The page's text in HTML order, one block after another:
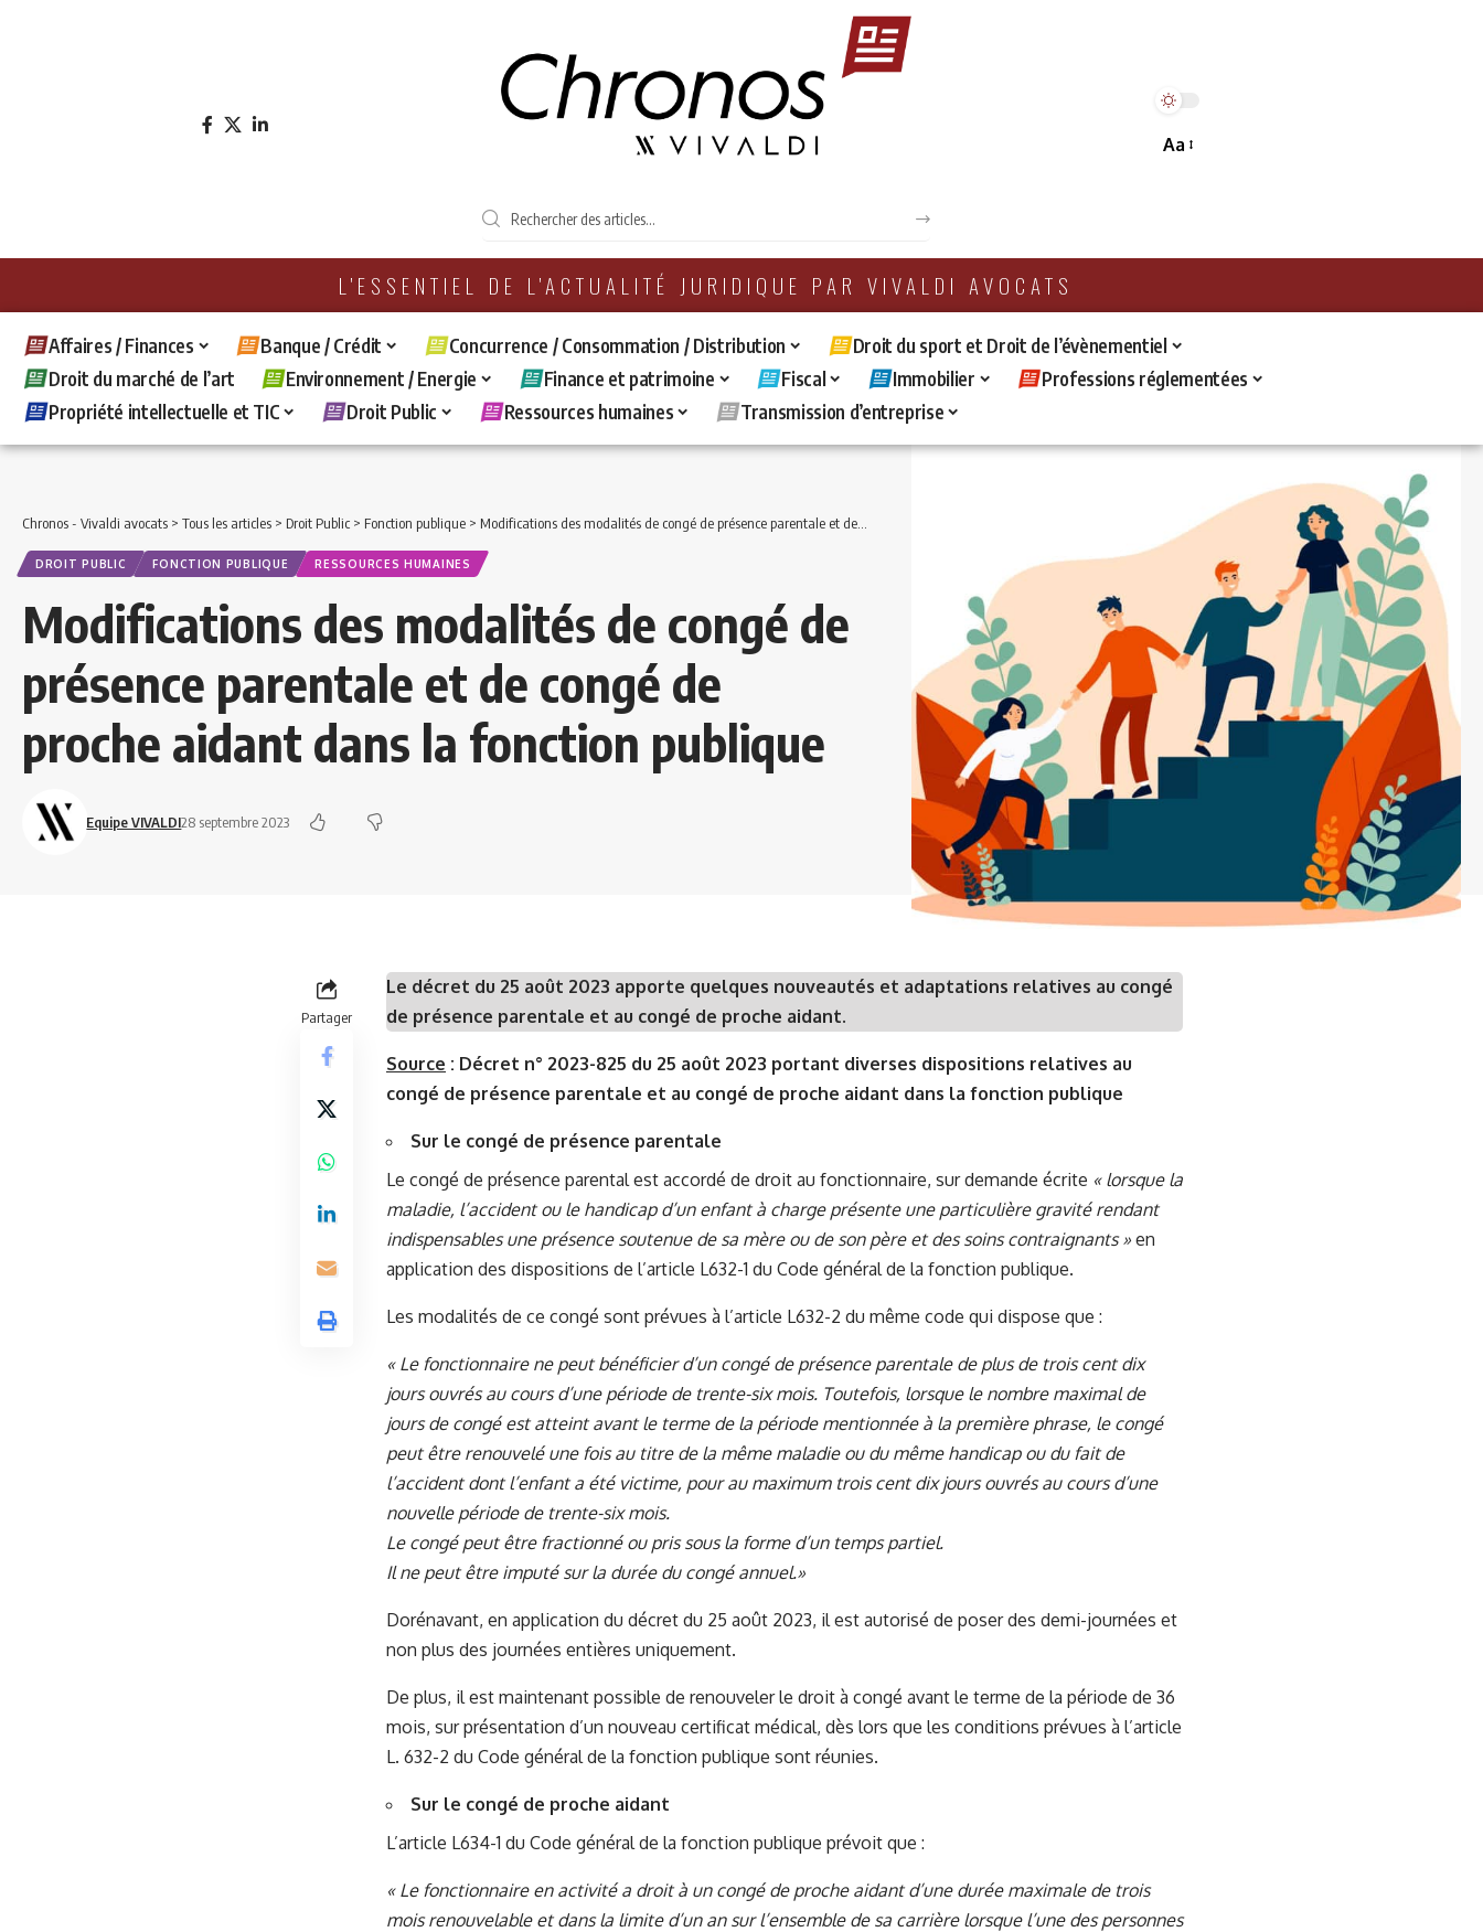
Aa
L'ESSENTIEL DE L'ACTUALITÉ JURIDIQUE PAR VIVALDI AVOCATS
Affaires / Finances Banque / Crédit Concurrence / Consommation / Distribution
Droit du sport et Droit de l’évènementiel
Droit du marché de l’art
Environnement / Energie Finance et patrimoine Fiscal Immobilier
Professions réglementées
Propriété intellectuelle et TIC
Droit Public Ressources humaines Transmission d’entreprise
Chronos - Vivaldi avocats > Tous les articles > Droit Public > Fonction publique > Modifications des modalités de congé de présence parentale et de congé de proche aidant dans la fonction publique
DROIT PUBLIC FONCTION PUBLIQUE RESSOURCES HUMAINES
Modifications des modalités de congé de
présence parentale et de congé de
proche aidant dans la fonction publique
Equipe VIVALDI28 septembre 2023
Partager
Le décret du 25 août 2023 apporte quelques nouveautés et adaptations relatives au congé
de présence parentale et au congé de proche aidant.
Source : Décret n° 2023-825 du 25 août 2023 portant diverses dispositions relatives au
congé de présence parentale et au congé de proche aidant dans la fonction publique
Sur le congé de présence parentale
Le congé de présence parental est accordé de droit au fonctionnaire, sur demande écrite « lorsque la
maladie, l’accident ou le handicap d’un enfant à charge présente une particulière gravité rendant
indispensables une présence soutenue de sa mère ou de son père et des soins contraignants » en
application des dispositions de l’article L632-1 du Code général de la fonction publique.
Les modalités de ce congé sont prévues à l’article L632-2 du même code qui dispose que :
« Le fonctionnaire ne peut bénéficier d’un congé de présence parentale de plus de trois cent dix
jours ouvrés au cours d’une période de trente-six mois. Toutefois, lorsque le nombre maximal de
jours de congé est atteint avant le terme de la période mentionnée à la première phrase, le congé
peut être renouvelé une fois au titre de la même maladie ou du même handicap ou du fait de
l’accident dont l’enfant a été victime, pour au maximum trois cent dix jours ouvrés au cours d’une
nouvelle période de trente-six mois.
Le congé peut être fractionné ou pris sous la forme d’un temps partiel.
Il ne peut être imputé sur la durée du congé annuel.»
Dorénavant, en application du décret du 25 août 2023, il est autorisé de poser des demi-journées et
non plus des journées entières uniquement.
De plus, il est maintenant possible de renouveler le droit à congé avant le terme de la période de 36
mois, sur présentation d’un nouveau certificat médical, dès lors que les conditions prévues à l’article
L. 632-2 du Code général de la fonction publique sont réunies.
Sur le congé de proche aidant
L’article L634-1 du Code général de la fonction publique prévoit que :
« Le fonctionnaire en activité a droit à un congé de proche aidant d’une durée maximale de trois
mois renouvelable et dans la limite d’un an sur l’ensemble de sa carrière lorsque l’une des personnes